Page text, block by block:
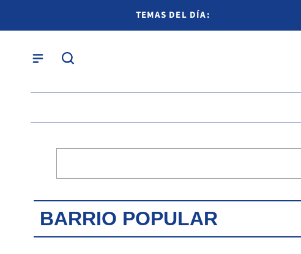
TEMAS DEL DÍA:
BARRIO POPULAR